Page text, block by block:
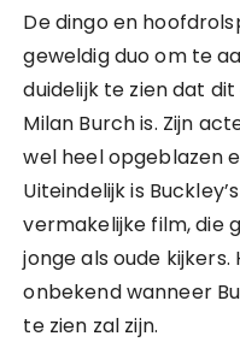
De dingo en
geweldig duo om te
duidelijk te zien dat
Milan Burch is. Zijn
wel heel opgeblazen
Uiteindelijk is
vermakelijke film, die
jonge als oude
onbekend wanneer
te zien zal zijn.